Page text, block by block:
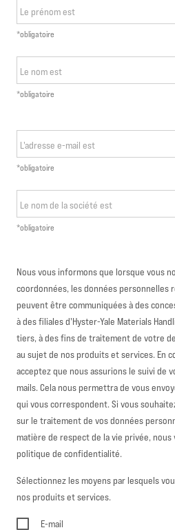
Le prénom est
*obligatoire
Le nom est
*obligatoire
L'adresse e-mail est
*obligatoire
Le nom de la société est
*obligatoire
Nous vous informons que lorsque vous
coordonnées, les données personnelles
peuvent être communiquées à des
à des filiales d'Hyster-Yale Materials
tiers, à des fins de traitement de votre
au sujet de nos produits et services. En
acceptez que nous assurions le suivi de
mails. Cela nous permettra de vous
qui vous correspondent. Si vous
sur le traitement de vos données
matière de respect de la vie privée,
politique de confidentialité.
Sélectionnez les moyens par lesquels
nos produits et services.
E-mail